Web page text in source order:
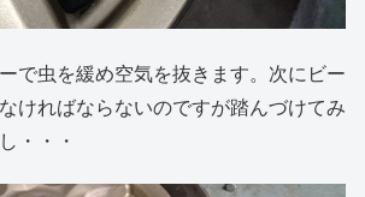
で虫を緩め空気を抜きます。次にビー
ければならないのですが踏んづけてみ
・・・